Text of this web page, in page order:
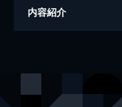
著者
内容紹介